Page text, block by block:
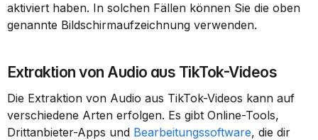
aktiviert haben. In solchen Fällen können Sie die oben
genannte Bildschirmaufzeichnung verwenden.
Extraktion von Audio aus TikTok-Videos
Die Extraktion von Audio aus TikTok-Videos kann auf
verschiedene Arten erfolgen. Es gibt Online-Tools,
Drittanbieter-Apps und Bearbeitungssoftware, die dir